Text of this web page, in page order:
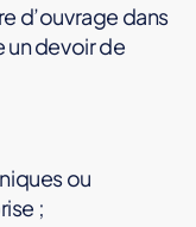
d’ouvrage dans
un devoir de
ou
;